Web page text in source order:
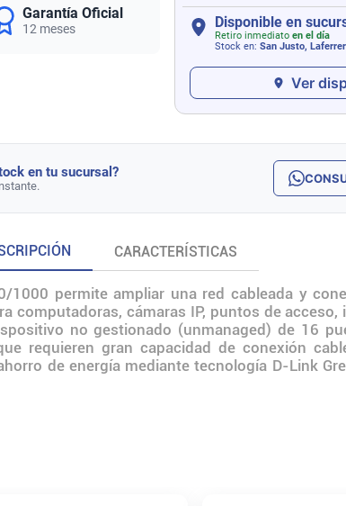
Garantía Oficial
12 meses Disponible en
Retiro inmediato en el día
Stock en: San Justo,
Ver
en tu sucursal?
CARACTERÍSTICAS
1000 permite ampliar una red cableada y
computadoras, cámaras IP, puntos de
no gestionado (unmanaged) de 16
requieren gran capacidad de conexión
de energía mediante tecnología D-Link